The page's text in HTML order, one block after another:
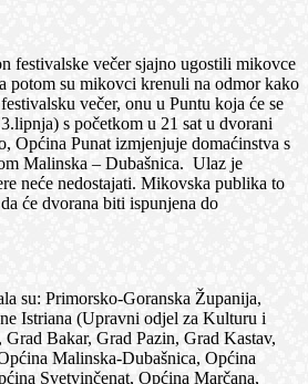
večer sjajno ugostili mikovce
potom su mikovci krenuli na odmor kako
večer, onu u Puntu koja će se
s početkom u 21 sat u dvorani
Općina Punat izmjenjuje domaćinstva s
Malinska – Dubašnica. Ulaz je
neće nedostajati. Mikovska publika to
će dvorana biti ispunjena do
Primorsko-Goranska Županija,
Istriana (Upravni odjel za Kulturu i
Bakar, Grad Pazin, Grad Kastav,
Malinska-Dubašnica, Općina
Svetvinčenat, Općina Marčana,